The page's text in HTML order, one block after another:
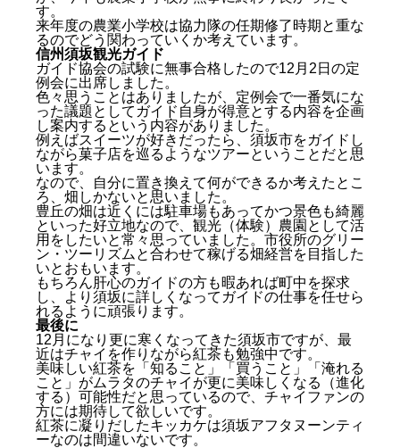
す。
来年度の農業小学校は協力隊の任期修了時期と重な
るのでどう関わっていくか考えています。
信州須坂観光ガイド
ガイド協会の試験に無事合格したので12月2日の定
例会に出席しました。
色々思うことはありましたが、定例会で一番気にな
った議題としてガイド自身が得意とする内容を企画
し案内するという内容がありました。
例えばスイーツが好きだったら、須坂市をガイドし
ながら菓子店を巡るようなツアーということだと思
います。
なので、自分に置き換えて何ができるか考えたとこ
ろ、畑しかないと思いました。
豊丘の畑は近くには駐車場もあってかつ景色も綺麗
といった好立地なので、観光（体験）農園として活
用をしたいと常々思っていました。市役所のグリー
ン・ツーリズムと合わせて稼げる畑経営を目指した
いとおもいます。
もちろん肝心のガイドの方も暇あれば町中を探求
し、より須坂に詳しくなってガイドの仕事を任せら
れるように頑張ります。
最後に
12月になり更に寒くなってきた須坂市ですが、最
近はチャイを作りながら紅茶も勉強中です。
美味しい紅茶を「知ること」「買うこと」「淹れる
こと」がムラタのチャイが更に美味しくなる（進化
する）可能性だと思っているので、チャイファンの
方には期待して欲しいです。
紅茶に凝りだしたキッカケは須坂アフタヌーンティ
ーなのは間違いないです。
銀杏拾い！
チャイの出店営業！
農業小学校
信州須坂観光ガイド
最後に